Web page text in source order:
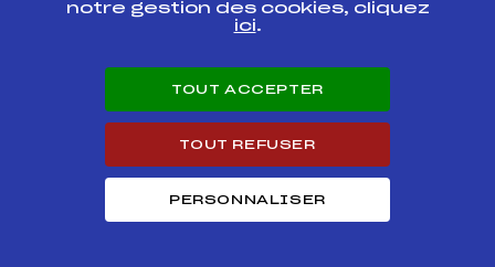
Pôle vie de l’athlète
Enseignement professionnel
Carrières
notre gestion des cookies, cliquez
ici.
TOUT ACCEPTER
TOUT REFUSER
PERSONNALISER